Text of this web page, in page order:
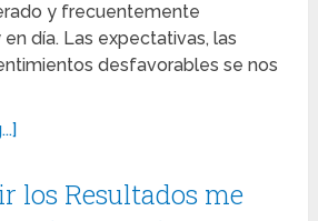
y frecuentemente
día. Las expectativas, las
desfavorables se nos
los Resultados me